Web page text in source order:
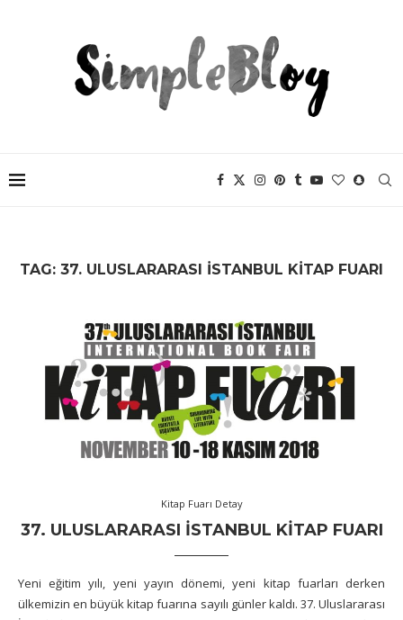
TAG: 37. ULUSLARARASI ISTANBUL KITAP FUARI
Kitap Fuarı Detay
37. ULUSLARARASI İSTANBUL KITAP FUARI
Yeni eğitim yılı, yeni yayın dönemi, yeni kitap fuarları derken
ülkemizin en büyük kitap fuarına sayılı günler kaldı. 37. Uluslararası